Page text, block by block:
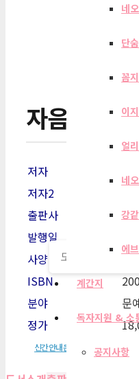
네
단숨
꼼
이
얼
네
강
에
계간지
독자지원 & 소
공지사항
자음과모
저자
저자2
출판사
자
발행일
사양
ISBN
분야
문
정가
신간안내문